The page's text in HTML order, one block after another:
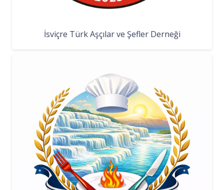
İsviçre Türk Aşçılar ve Şefler Derneği